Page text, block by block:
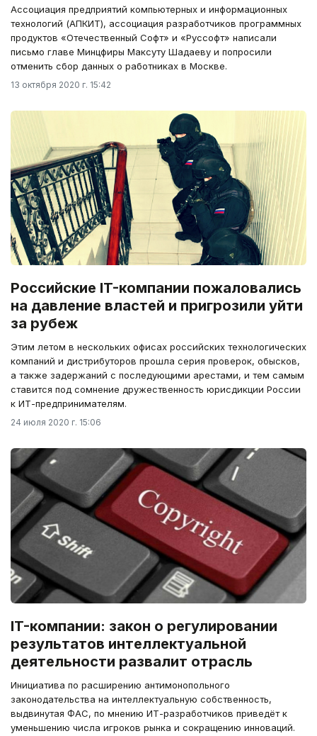
Ассоциация предприятий компьютерных и информационных
технологий (АПКИТ), ассоциация разработчиков программных
продуктов «Отечественный Софт» и «Руссофт» написали
письмо главе Минцфиры Максуту Шадаеву и попросили
отменить сбор данных о работниках в Москве.
13 октября 2020 г. 15:42
Российские IT-компании пожаловались
на давление властей и пригрозили уйти
за рубеж
Этим летом в нескольких офисах российских технологических
компаний и дистрибуторов прошла серия проверок, обысков,
а также задержаний с последующими арестами, и тем самым
ставится под сомнение дружественность юрисдикции России
к ИТ-предпринимателям.
24 июля 2020 г. 15:06
IT-компании: закон о регулировании
результатов интеллектуальной
деятельности развалит отрасль
Инициатива по расширению антимонопольного
законодательства на интеллектуальную собственность,
выдвинутая ФАС, по мнению ИТ-разработчиков приведёт к
уменьшению числа игроков рынка и сокращению инноваций.